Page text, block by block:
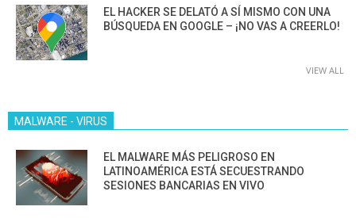
EL HACKER SE DELATÓ A SÍ MISMO CON UNA
BÚSQUEDA EN GOOGLE – ¡NO VAS A CREERLO!
VIEW ALL
MALWARE - VIRUS
EL MALWARE MÁS PELIGROSO EN
LATINOAMÉRICA ESTÁ SECUESTRANDO
SESIONES BANCARIAS EN VIVO